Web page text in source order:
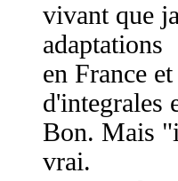
vivant que
adaptations
en France
d'integrales
Bon. Mais
vrai.